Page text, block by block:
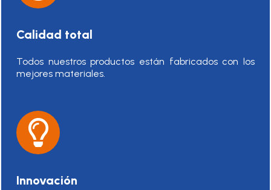
Calidad total
Todos nuestros productos están fabricados con los
mejores materiales.
Innovación